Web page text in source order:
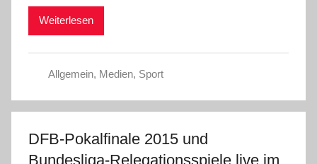
Weiterlesen
Allgemein, Medien, Sport
DFB-Pokalfinale 2015 und
Bundesliga-Relegationsspiele live im